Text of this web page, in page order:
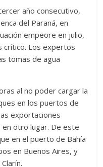
año consecutivo,
del Paraná, en
empeore en julio,
crítico. Los expertos
tomas de agua
al no poder cargar la
en los puertos de
exportaciones
otro lugar. De este
en el puerto de Bahía
en Buenos Aires, y